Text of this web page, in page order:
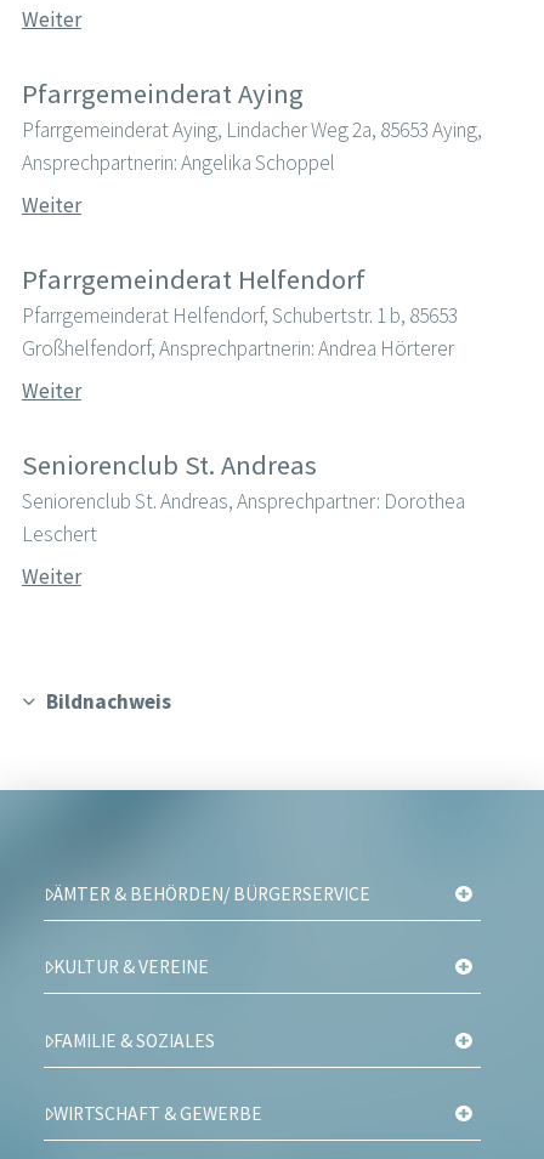
Weiter
Pfarrgemeinderat Aying
Pfarrgemeinderat Aying, Lindacher Weg 2a, 85653 Aying,
Ansprechpartnerin: Angelika Schoppel
Weiter
Pfarrgemeinderat Helfendorf
Pfarrgemeinderat Helfendorf, Schubertstr. 1 b, 85653
Großhelfendorf, Ansprechpartnerin: Andrea Hörterer
Weiter
Seniorenclub St. Andreas
Seniorenclub St. Andreas, Ansprechpartner: Dorothea
Leschert
Weiter
Bildnachweis
ÄMTER & BEHÖRDEN/ BÜRGERSERVICE
KULTUR & VEREINE
FAMILIE & SOZIALES
WIRTSCHAFT & GEWERBE